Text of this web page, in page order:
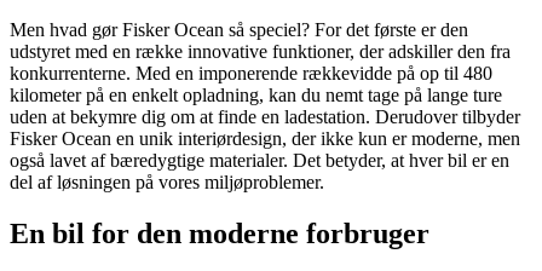
Men hvad gør Fisker Ocean så speciel? For det første er den
udstyret med en række innovative funktioner, der adskiller den fra
konkurrenterne. Med en imponerende rækkevidde på op til 480
kilometer på en enkelt opladning, kan du nemt tage på lange ture
uden at bekymre dig om at finde en ladestation. Derudover tilbyder
Fisker Ocean en unik interiørdesign, der ikke kun er moderne, men
også lavet af bæredygtige materialer. Det betyder, at hver bil er en
del af løsningen på vores miljøproblemer.
En bil for den moderne forbruger